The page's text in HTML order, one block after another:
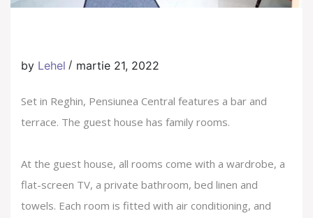
by Lehel martie 21, 2022
Set in Reghin, Pensiunea Central features a bar and
terrace. The guest house has family rooms.
At the guest house, all rooms come with a wardrobe, a
flat-screen TV, a private bathroom, bed linen and
towels. Each room is fitted with air conditioning, and